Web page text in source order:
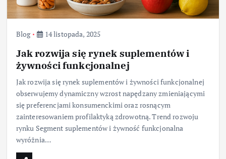
Blog 14 listopada, 2025
Jak rozwija się rynek suplementów i
żywności funkcjonalnej
Jak rozwija się rynek suplementów i żywności funkcjonalnej
obserwujemy dynamiczny wzrost napędzany zmieniającymi
się preferencjami konsumenckimi oraz rosnącym
zainteresowaniem profilaktyką zdrowotną. Trend rozwoju
rynku Segment suplementów i żywność funkcjonalna
wyróżnia…